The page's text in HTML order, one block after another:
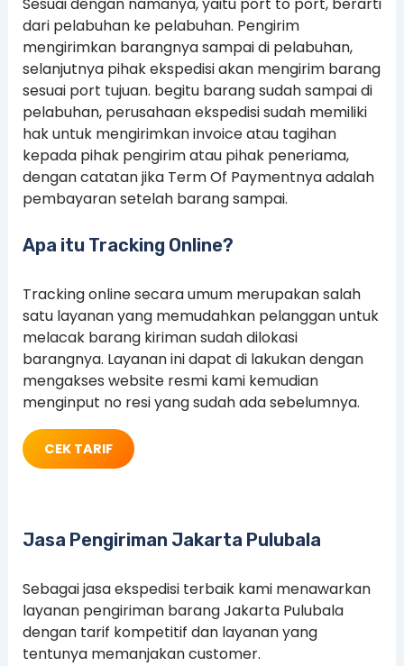
Sesuai dengan namanya, yaitu port to port, berarti
dari pelabuhan ke pelabuhan. Pengirim
mengirimkan barangnya sampai di pelabuhan,
selanjutnya pihak ekspedisi akan mengirim barang
sesuai port tujuan. begitu barang sudah sampai di
pelabuhan, perusahaan ekspedisi sudah memiliki
hak untuk mengirimkan invoice atau tagihan
kepada pihak pengirim atau pihak peneriama,
dengan catatan jika Term Of Paymentnya adalah
pembayaran setelah barang sampai.
Apa itu Tracking Online?
Tracking online secara umum merupakan salah
satu layanan yang memudahkan pelanggan untuk
melacak barang kiriman sudah dilokasi
barangnya. Layanan ini dapat di lakukan dengan
mengakses website resmi kami kemudian
menginput no resi yang sudah ada sebelumnya.
CEK TARIF
Jasa Pengiriman Jakarta Pulubala
Sebagai jasa ekspedisi terbaik kami menawarkan
layanan pengiriman barang Jakarta Pulubala
dengan tarif kompetitif dan layanan yang
tentunya memanjakan customer.